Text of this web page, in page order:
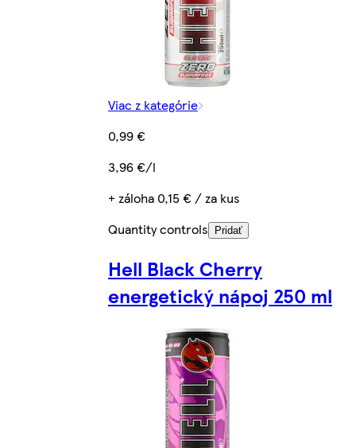
Viac z kategórie
0,99 €
3,96 €/l
+ záloha 0,15 € / za kus
Quantity controls
Pridať
Hell Black Cherry
energetický nápoj 250 ml